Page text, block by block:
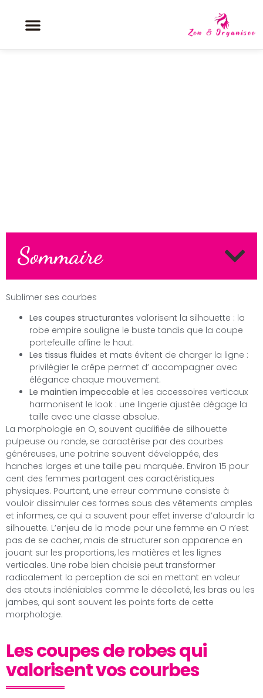
Sommaire
Sublimer ses courbes
Les coupes structurantes valorisent la silhouette : la
robe empire souligne le buste tandis que la coupe
portefeuille affine le haut.
Les tissus fluides et mats évitent de charger la ligne :
privilégier le crêpe permet d’ accompagner avec
élégance chaque mouvement.
Le maintien impeccable et les accessoires verticaux
harmonisent le look : une lingerie ajustée dégage la
taille avec une classe absolue.
La morphologie en O, souvent qualifiée de silhouette
pulpeuse ou ronde, se caractérise par des courbes
généreuses, une poitrine souvent développée, des
hanches larges et une taille peu marquée. Environ 15 pour
cent des femmes partagent ces caractéristiques
physiques. Pourtant, une erreur commune consiste à
vouloir dissimuler ces formes sous des vêtements amples
et informes, ce qui a souvent pour effet inverse d’alourdir la
silhouette. L’enjeu de la mode pour une femme en O n’est
pas de se cacher, mais de structurer son apparence en
jouant sur les proportions, les matières et les lignes
verticales. Une robe bien choisie peut transformer
radicalement la perception de soi en mettant en valeur
des atouts indéniables comme le décolleté, les bras ou les
jambes, qui sont souvent les points forts de cette
morphologie.
Les coupes de robes qui
valorisent vos courbes